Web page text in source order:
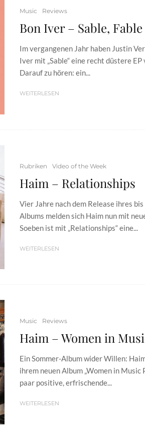
Music Reviews
Bon Iver – Sable, Fable
Im vergangenen Jahr haben Justin
Iver mit „Sable“ eine recht düstere
Darauf zu hören: ein...
WEITERLESEN
Rubriken Video of the Week
Haim – Relationships
Vier Jahre nach dem Release ihres
Albums melden sich Haim nun mit
Soeben ist mit „Relationships“ eine...
WEITERLESEN
Music Reviews
Haim – Women in
Ein Sommer-Album wider Willen:
ihrem neuen Album „Women in Music
paar positive, erfrischende...
WEITERLESEN